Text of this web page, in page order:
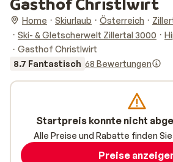
Home Skiurlaub Österreich
Ski- & Gletscherwelt Zillertal 3000
Gasthof Christlwirt
8.7 Fantastisch 68 Bewertungen
Startpreis konnte nicht
Alle Preise und Rabatte finden
Preise